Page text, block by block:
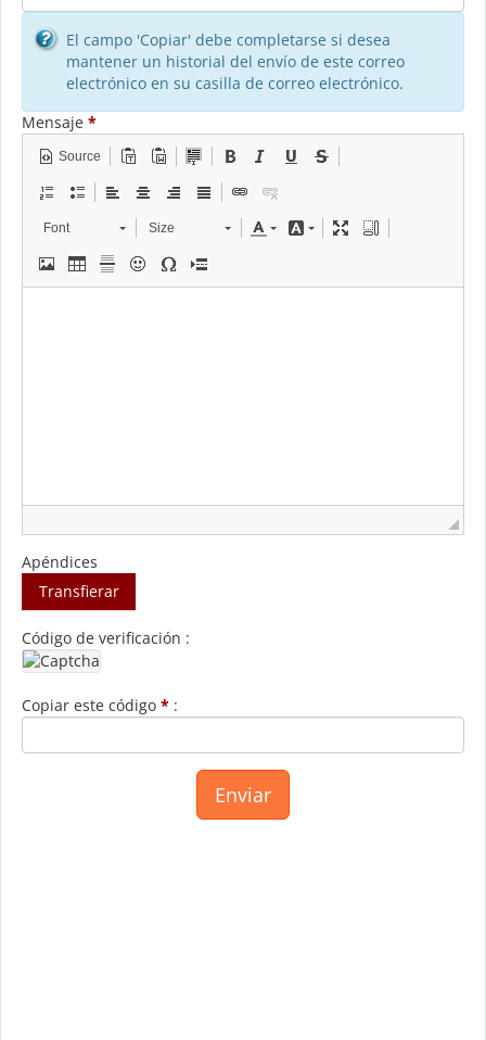
El campo 'Copiar' debe completarse si desea
mantener un historial del envío de este correo
electrónico en su casilla de correo electrónico.
Mensaje *
Source
Font Size
Apéndices
Transfierar
Código de verificación :
Copiar este código * :